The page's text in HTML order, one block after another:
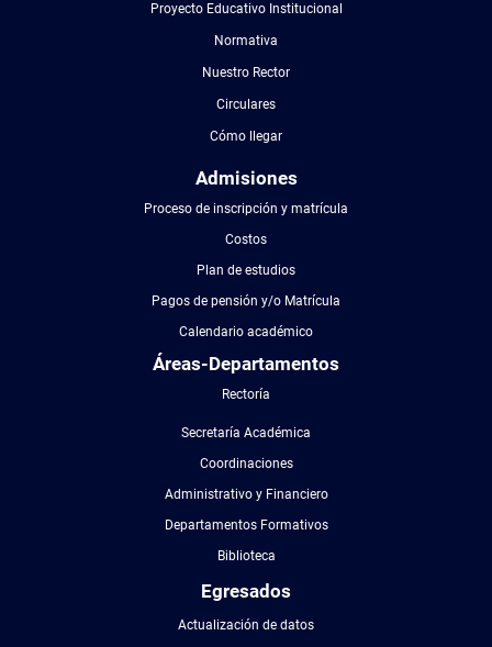
Proyecto Educativo Institucional
Normativa
Nuestro Rector
Circulares
Cómo llegar
Admisiones
Proceso de inscripción y matrícula
Costos
Plan de estudios
Pagos de pensión y/o Matrícula
Calendario académico
Áreas-Departamentos
Rectoría
Secretaría Académica
Coordinaciones
Administrativo y Financiero
Departamentos Formativos
Biblioteca
Egresados
Actualización de datos